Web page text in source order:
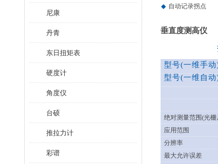
尼康
丹青
东日扭矩表
硬度计
角度仪
台硕
推拉力计
彩谱
◆ 自动记录拐点
垂直度测高仪
型号(一维手动
型号(一维自动
绝对测量范围(光栅
应用范围
分辨率
最大允许误差